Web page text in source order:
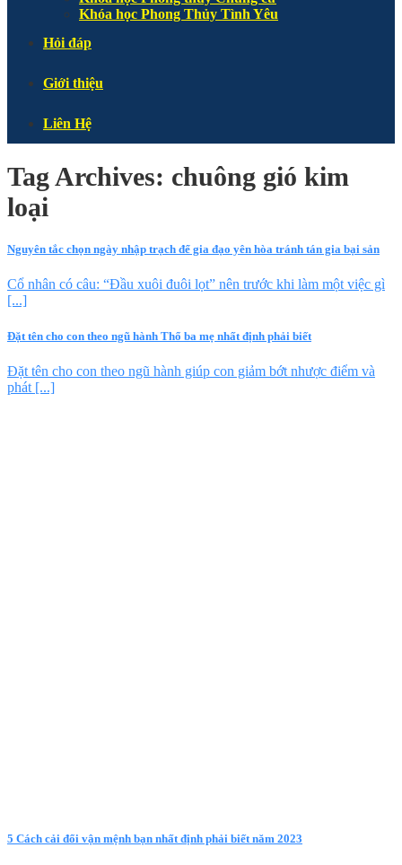
Khóa học Phong Thủy Tình Yêu
Hỏi đáp
Giới thiệu
Liên Hệ
Tag Archives: chuông gió kim
loại
Nguyên tắc chọn ngày nhập trạch để gia đạo yên hòa tránh tán gia bại sản
Cổ nhân có câu: “Đầu xuôi đuôi lọt” nên trước khi làm một việc gì
[...]
Đặt tên cho con theo ngũ hành Thổ ba mẹ nhất định phải biết
Đặt tên cho con theo ngũ hành giúp con giảm bớt nhược điểm và
phát [...]
5 Cách cải đổi vận mệnh bạn nhất định phải biết năm 2023